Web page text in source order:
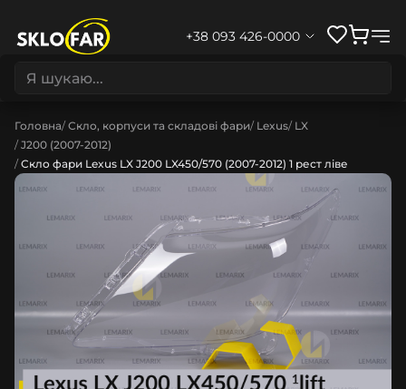
+38 093 426-0000
Головна Скло, корпуси та складові фари Lexus LX
J200 (2007-2012)
Скло фари Lexus LX J200 LX450/570 (2007-2012) 1 рест ліве